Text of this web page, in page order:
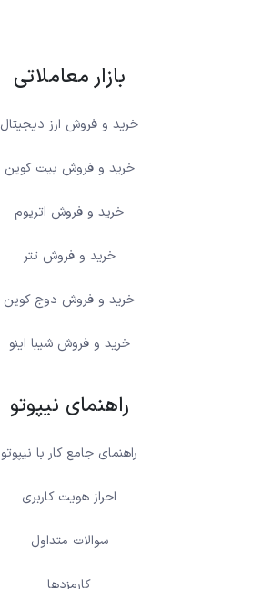
بازار معاملاتی
خرید و فروش ارز دیجیتال
خرید و فروش بیت کوین
خرید و فروش اتریوم
خرید و فروش تتر
خرید و فروش دوج کوین
خرید و فروش شیبا اینو
راهنمای نیپوتو
راهنمای جامع کار با نیپوتو
احراز هویت کاربری
سوالات متداول
کارمزدها